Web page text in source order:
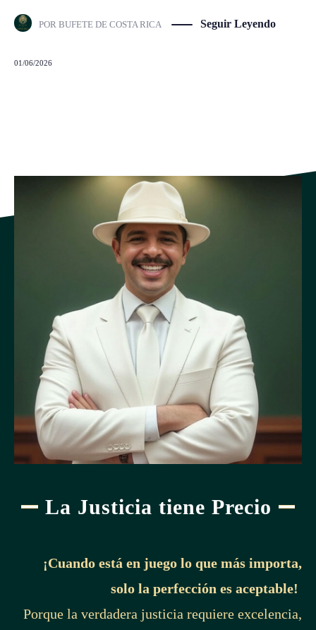
POR BUFETE DE COSTA RICA Seguir Leyendo
01/06/2026
La Justicia tiene Precio
¡Cuando está en juego lo que más importa,
solo la perfección es aceptable!
Porque la verdadera justicia requiere excelencia,